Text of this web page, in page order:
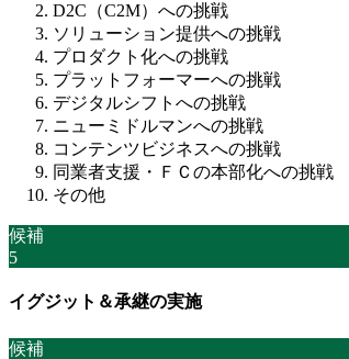
D2C（C2M）への挑戦
ソリューション提供への挑戦
プロダクト化への挑戦
プラットフォーマーへの挑戦
デジタルシフトへの挑戦
ニューミドルマンへの挑戦
コンテンツビジネスへの挑戦
同業者支援・ＦＣの本部化への挑戦
その他
候補
5
イグジット＆承継の実施
候補